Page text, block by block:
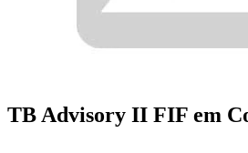
TB Advisory II FIF em